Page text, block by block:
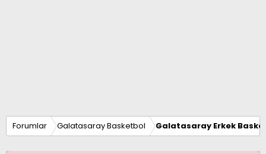
Forumlar Galatasaray Basketbol Galatasaray Erkek